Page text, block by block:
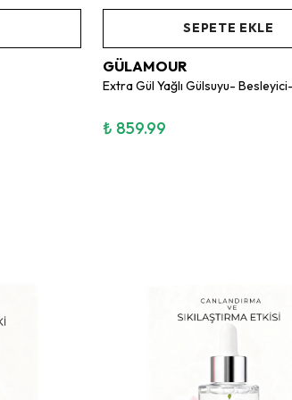
SEPETE EKLE
GÜLAMOUR
₺ 859.99